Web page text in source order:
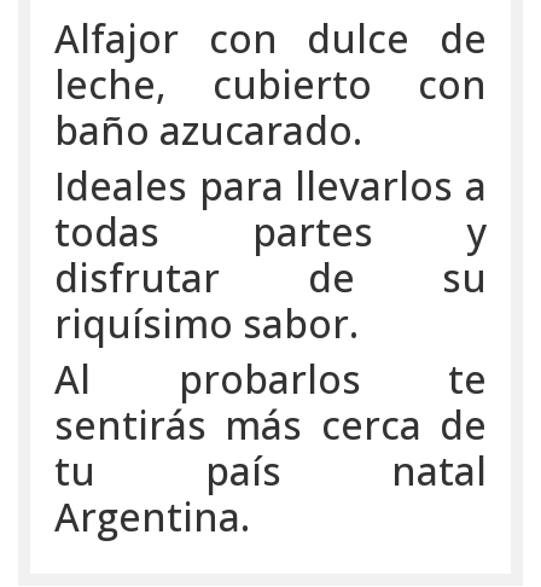
Alfajor con dulce de
leche, cubierto con
baño azucarado.
Ideales para llevarlos a
todas partes y
disfrutar de su
riquísimo sabor.
Al probarlos te
sentirás más cerca de
tu país natal
Argentina.